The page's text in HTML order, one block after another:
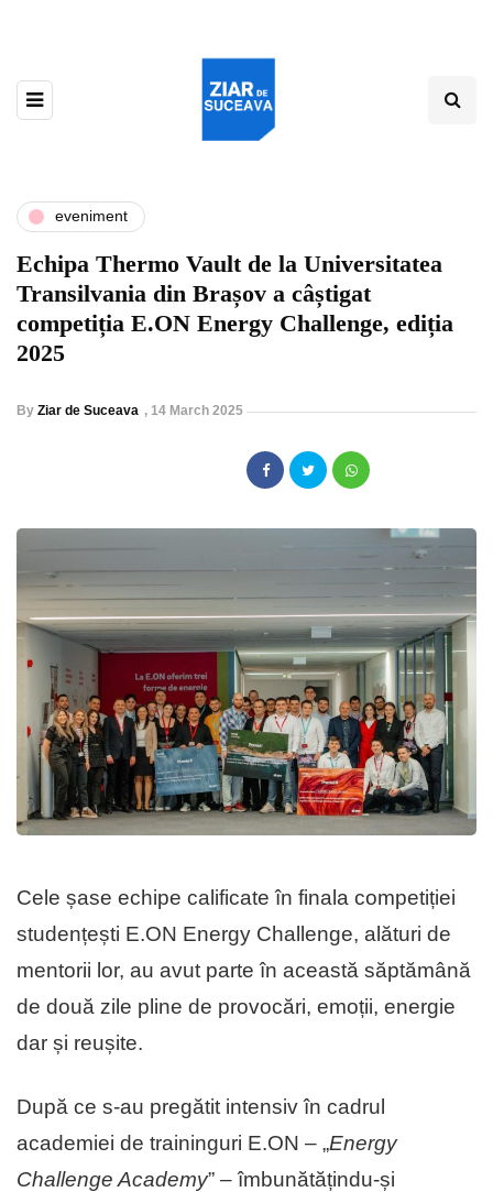
eveniment
Echipa Thermo Vault de la Universitatea
Transilvania din Brașov a câștigat
competiția E.ON Energy Challenge, ediția
2025
By Ziar de Suceava , 14 March 2025
Cele șase echipe calificate în finala competiției
studențești E.ON Energy Challenge, alături de
mentorii lor, au avut parte în această săptămână
de două zile pline de provocări, emoții, energie
dar și reușite.
După ce s-au pregătit intensiv în cadrul
academiei de traininguri E.ON – „Energy
Challenge Academy” – îmbunătățindu-și